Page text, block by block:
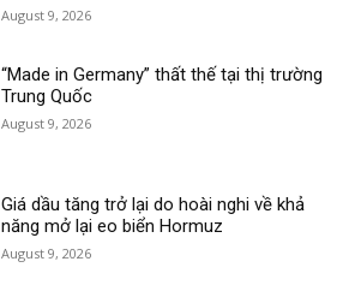
August 9, 2026
“Made in Germany” thất thế tại thị trường
Trung Quốc
August 9, 2026
Giá dầu tăng trở lại do hoài nghi về khả
năng mở lại eo biển Hormuz
August 9, 2026